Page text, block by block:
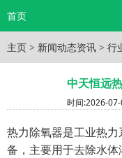
首页
主页 > 新闻动态资讯 > 行
中天恒远
时间:2026-
热力除氧器是工业热
备，主要用于去除水